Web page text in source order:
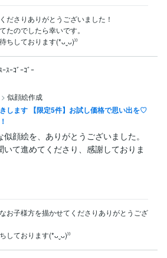
ださりありがとうございました！
たのでしたら幸いです。
ちしております(*ᴗˬᴗ)⁾⁾
ｽｰｺﾞｰｺﾞｰ
> 似顔絵作成
します 【限定5件】お試し価格で思い出を♡
顔絵を、ありがとうございました。
いて進めてくださり、感謝しておりま
お子様方を描かせてくださりありがとうござ
しております(*ᴗˬᴗ)⁾⁾